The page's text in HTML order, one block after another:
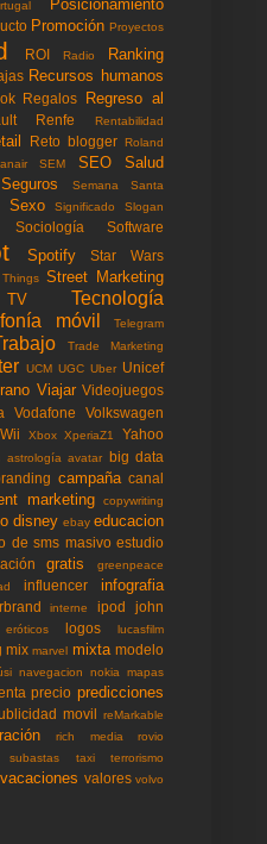
Posicionamiento
Promoción Proyectos
ROI Radio Ranking
Recursos humanos
Regalos
Regreso al
Renfe Rentabilidad
Reto blogger Roland
SEM SEO
Salud
Seguros Semana Santa
Sexo Significado Slogan
Sociología Software
Spotify
Star Wars
Street Marketing
TV Tecnología
móvil Telegram
Trade Marketing
UCM UGC Uber Unicef
Viajar Videojuegos
Vodafone Volkswagen
Wii Xbox XperiaZ1 Yahoo
astrología avatar big data
campaña canal
marketing copywriting
disney ebay educacion
de sms masivo estudio
gratis greenpeace
influencer
infografia
interne ipod
john
logos lucasfilm
mix marvel mixta modelo
navegacion nokia mapas
precio predicciones
movil reMarkable
rich media rovio
subastas taxi terrorismo
vacaciones valores volvo